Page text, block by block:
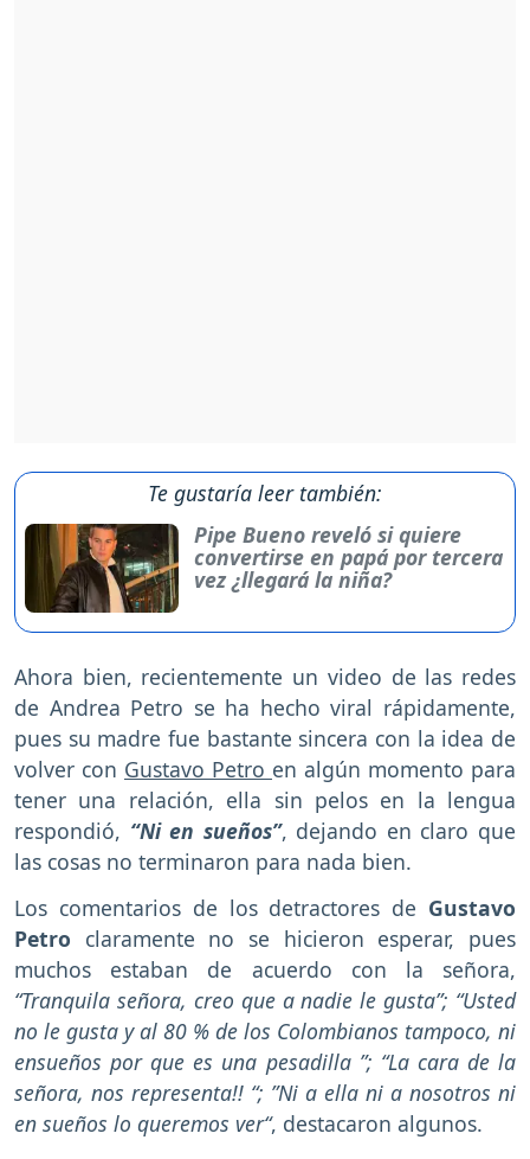
Te gustaría leer también:
Pipe Bueno reveló si quiere
convertirse en papá por tercera
vez ¿llegará la niña?
Ahora bien, recientemente un video de las redes
de Andrea Petro se ha hecho viral rápidamente,
pues su madre fue bastante sincera con la idea de
volver con Gustavo Petro en algún momento para
tener una relación, ella sin pelos en la lengua
respondió, “Ni en sueños”, dejando en claro que
las cosas no terminaron para nada bien.
Los comentarios de los detractores de Gustavo
Petro claramente no se hicieron esperar, pues
muchos estaban de acuerdo con la señora,
“Tranquila señora, creo que a nadie le gusta”; “Usted
no le gusta y al 80 % de los Colombianos tampoco, ni
ensueños por que es una pesadilla ”; “La cara de la
señora, nos representa!! “; ”Ni a ella ni a nosotros ni
en sueños lo queremos ver“, destacaron algunos.